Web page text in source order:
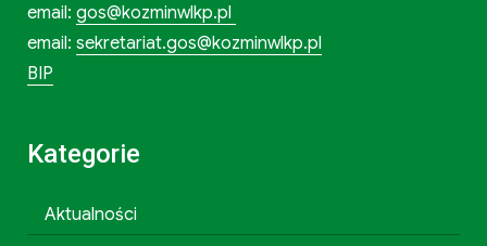
email: gos@kozminwlkp.pl
email: sekretariat.gos@kozminwlkp.pl
BIP
Kategorie
Aktualności